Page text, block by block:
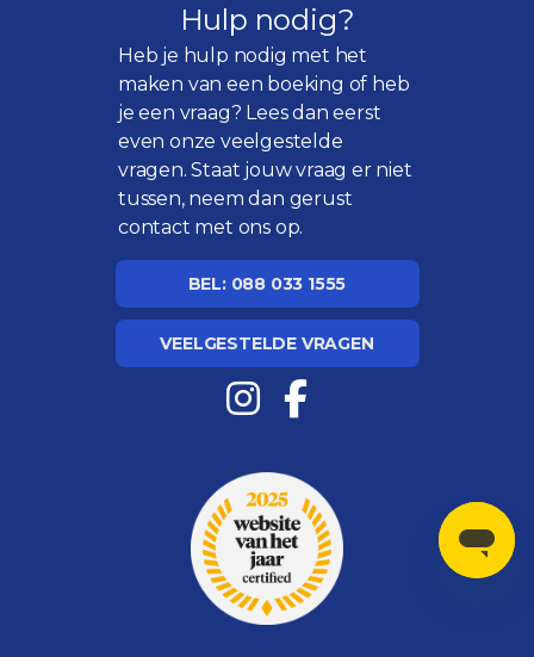
Hulp nodig?
Heb je hulp nodig met het
maken van een boeking of heb
je een vraag? Lees dan eerst
even onzeveelgestelde
vragen. Staat jouw vraag er niet
tussen, neem dan gerust
contact met ons op.
BEL: 088 033 1555
VEELGESTELDE VRAGEN